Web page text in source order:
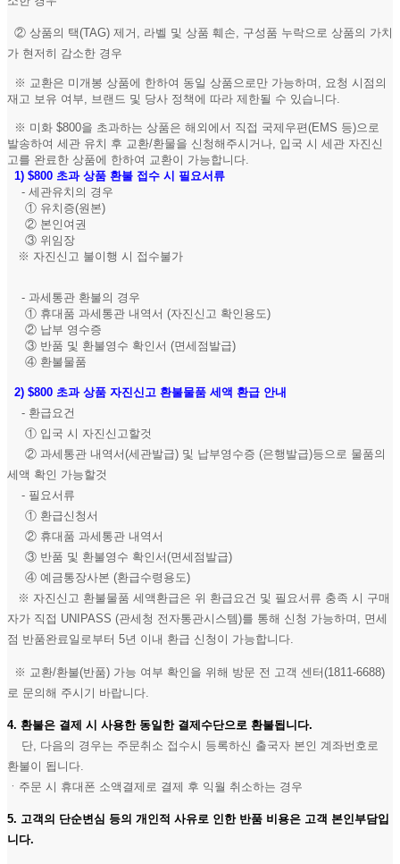
② 상품의 택(TAG) 제거, 라벨 및 상품 훼손, 구성품 누락으로 상품의 가치
가 현저히 감소한 경우
※ 교환은 미개봉 상품에 한하여 동일 상품으로만 가능하며, 요청 시점의
재고 보유 여부, 브랜드 및 당사 정책에 따라 제한될 수 있습니다.
※ 미화 $800을 초과하는 상품은 해외에서 직접 국제우편(EMS 등)으로
발송하여 세관 유치 후 교환/환물을 신청해주시거나, 입국 시 세관 자진신
고를 완료한 상품에 한하여 교환이 가능합니다.
1) $800 초과 상품 환불 접수 시 필요서류
- 세관유치의 경우
① 유치증(원본)
② 본인여권
③ 위임장
※ 자진신고 불이행 시 접수불가
- 과세통관 환불의 경우
① 휴대품 과세통관 내역서 (자진신고 확인용도)
② 납부 영수증
③ 반품 및 환불영수 확인서 (면세점발급)
④ 환불물품
2) $800 초과 상품 자진신고 환불물품 세액 환급 안내
- 환급요건
① 입국 시 자진신고할것
② 과세통관 내역서(세관발급) 및 납부영수증 (은행발급)등으로 물품의
세액 확인 가능할것
- 필요서류
① 환급신청서
② 휴대품 과세통관 내역서
③ 반품 및 환불영수 확인서(면세점발급)
④ 예금통장사본 (환급수령용도)
※ 자진신고 환불물품 세액환급은 위 환급요건 및 필요서류 충족 시 구매
자가 직접 UNIPASS (관세청 전자통관시스템)를 통해 신청 가능하며, 면세
점 반품완료일로부터 5년 이내 환급 신청이 가능합니다.
※ 교환/환불(반품) 가능 여부 확인을 위해 방문 전 고객 센터(1811-6688)
로 문의해 주시기 바랍니다.
4. 환불은 결제 시 사용한 동일한 결제수단으로 환불됩니다.
단, 다음의 경우는 주문취소 접수시 등록하신 출국자 본인 계좌번호로
환불이 됩니다.
ㆍ주문 시 휴대폰 소액결제로 결제 후 익월 취소하는 경우
5. 고객의 단순변심 등의 개인적 사유로 인한 반품 비용은 고객 본인부담입
니다.